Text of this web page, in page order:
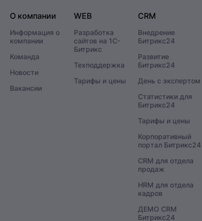
О компании
Информация о
компании
Команда
Новости
Вакансии
WEB
Разработка
сайтов на 1С-
Битрикс
Техподдержка
Тарифы и цены
CRM
Внедрение
Битрикс24
Развитие
Битрикс24
День с экспертом
Статистики для
Битрикс24
Тарифы и цены
Корпоративный
портал Битрикс24
CRM для отдела
продаж
HRM для отдела
кадров
ДЕМО CRM
Битрикс24